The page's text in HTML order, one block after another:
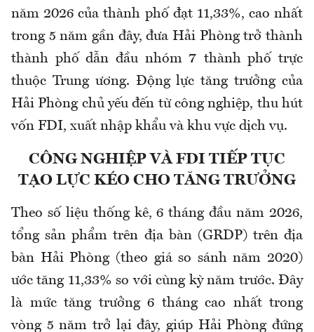
năm 2026 của thành phố đạt 11,33%, cao nhất
trong 5 năm gần đây, đưa Hải Phòng trở thành
thành phố dẫn đầu nhóm 7 thành phố trực
thuộc Trung ương. Động lực tăng trưởng của
Hải Phòng chủ yếu đến từ công nghiệp, thu hút
vốn FDI, xuất nhập khẩu và khu vực dịch vụ.
CÔNG NGHIỆP VÀ FDI TIẾP TỤC
TẠO LỰC KÉO CHO TĂNG TRƯỞNG
Theo số liệu thống kê, 6 tháng đầu năm 2026,
tổng sản phẩm trên địa bàn (GRDP) trên địa
bàn Hải Phòng (theo giá so sánh năm 2020)
ước tăng 11,33% so với cùng kỳ năm trước. Đây
là mức tăng trưởng 6 tháng cao nhất trong
vòng 5 năm trở lại đây, giúp Hải Phòng đứng